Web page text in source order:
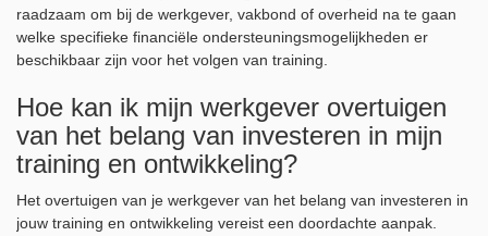
raadzaam om bij de werkgever, vakbond of overheid na te gaan
welke specifieke financiële ondersteuningsmogelijkheden er
beschikbaar zijn voor het volgen van training.
Hoe kan ik mijn werkgever overtuigen
van het belang van investeren in mijn
training en ontwikkeling?
Het overtuigen van je werkgever van het belang van investeren in
jouw training en ontwikkeling vereist een doordachte aanpak.